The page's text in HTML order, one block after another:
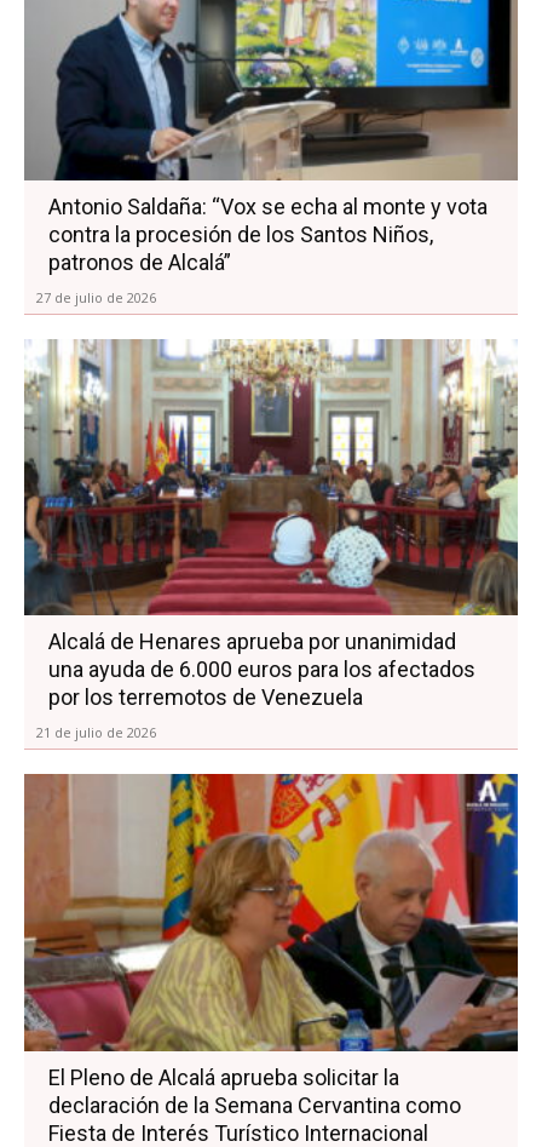
Antonio Saldaña: “Vox se echa al monte y vota
contra la procesión de los Santos Niños,
patronos de Alcalá”
27 de julio de 2026
Alcalá de Henares aprueba por unanimidad
una ayuda de 6.000 euros para los afectados
por los terremotos de Venezuela
21 de julio de 2026
El Pleno de Alcalá aprueba solicitar la
declaración de la Semana Cervantina como
Fiesta de Interés Turístico Internacional